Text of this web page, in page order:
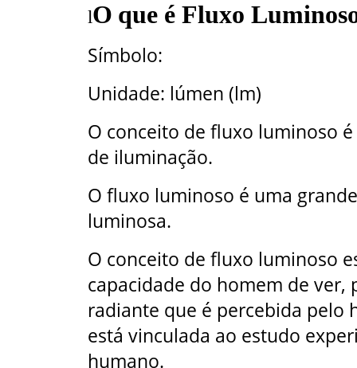
lO que é Fluxo
Símbolo:
Unidade: lúmen (lm)
O conceito de fluxo luminoso
de iluminação.
O fluxo luminoso é uma
luminosa.
O conceito de fluxo luminoso
capacidade do homem de
radiante que é percebida pelo
está vinculada ao estudo
humano.